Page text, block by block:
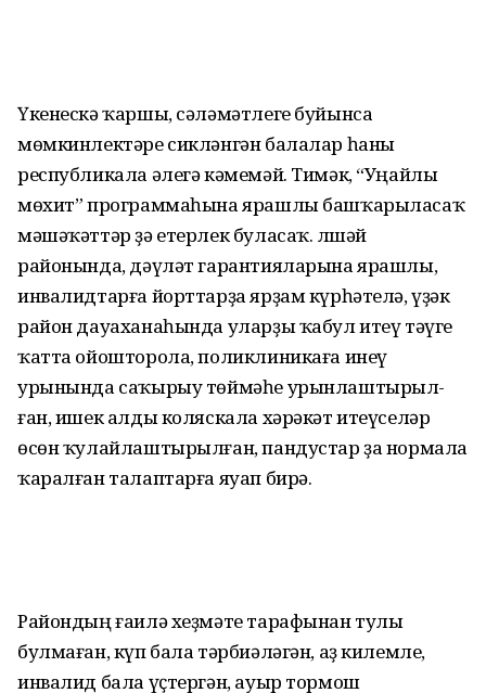
Үкенескә ҡаршы, сәләмәтлеге буйынса
мөмкинлектәре сикләнгән балалар һаны
республикала әлегә кәмемәй. Тимәк, “Уңайлы
мөхит” программаһына ярашлы башҡа­рыласаҡ
мәшәҡәттәр ҙә етерлек буласаҡ. Әлшәй
районында, дәүләт гарантияларына ярашлы,
инвалид­тарға йорттарҙа ярҙам күрһәтелә, үҙәк
район дауаханаһында уларҙы ҡабул итеү тәүге
ҡатта ойошторола, поликлиникаға инеү
урынында саҡырыу төймәһе урынлаш­тырыл­
ған, ишек алды коляскала хәрәкәт итеүселәр
өсөн ҡулайлаш­тырылған, пандустар ҙа нормала
ҡаралған талаптарға яуап бирә.
Райондың ғаилә хеҙмәте тарафынан тулы
булмаған, күп бала тәрбиәләгән, аҙ килемле,
инвалид бала үҫтергән, ауыр тормош